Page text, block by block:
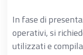
In fase di
operativi, si
utilizzati e